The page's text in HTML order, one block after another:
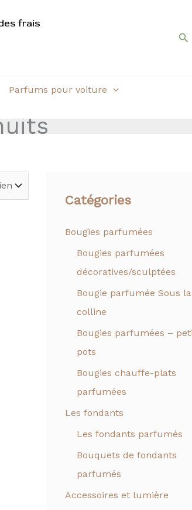
frais
Parfums pour voiture
Catégories
Bougies parfumées
Bougies parfumées
décoratives/sculptées
Bougie parfumée Sous la
colline
Bougies parfumées –
pots
Bougies chauffe-plats
parfumées
Les fondants
Les fondants parfumés
Bouquets de fondants
parfumés
Accessoires et lumière